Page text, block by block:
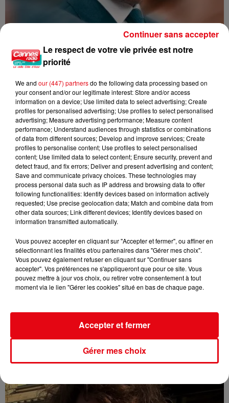
Nice : Éric Ciotti saisit la justice après une chanson polémique
Nice : un salon de coiffure fermé après un contrôle
Le respect de votre vie privée est notre
priorité
We and our (447) partnersdo the following data processing based on
your consent and/or our legitimate interest: Store and/or access
information on a device; Use limited data to select advertising; Create
profiles for personalised advertising; Use profiles to select personalised
advertising; Measure advertising performance; Measure content
performance; Understand audiences through statistics or combinations
of data from different sources; Develop and improve services; Create
profiles to personalise content; Use profiles to select personalised
content; Use limited data to select content; Ensure security, prevent and
detect fraud, and fix errors; Deliver and present advertising and content;
Save and communicate privacy choices. These technologies may
process personal data such as IP address and browsing data to offer
following functionalities: Identify devices based on information actively
requested; Use precise geolocation data; Match and combine data from
other data sources; Link different devices; Identify devices based on
information transmitted automatically.
Vous pouvez accepter en cliquant sur "Accepter et fermer", ou affiner en
sélectionnant les finalités et/ou partenaires dans "Gérer mes choix".
Vous pouvez également refuser en cliquant sur "Continuer sans
accepter". Vos préférences ne s'appliqueront que pour ce site. Vous
pouvez mettre à jour vos choix, ou retirer votre consentement à tout
moment via le lien "Gérer les cookies" situé en bas de chaque page.
Gérer mes choix
Accepter et fermer
Continuer sans accepter